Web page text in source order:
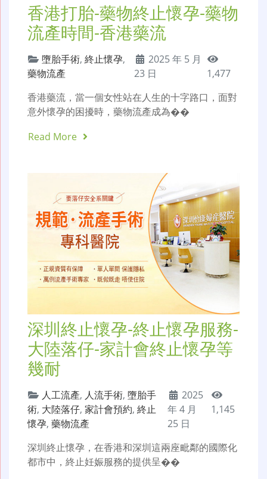
香港打胎-藥物終止懷孕-藥物
流產時間-香港藥流
墮胎手術, 終止懷孕,
藥物流產
2025 年 5 月
23 日
1,477
香港藥流，當一個女性站在人生的十字路口，面對
意外懷孕的困擾時，藥物流產成為��
Read More
深圳終止懷孕-終止懷孕服務-
大陸落仔-家計會終止懷孕等
幾耐
人工流產, 人流手術, 墮胎手
術, 大陸落仔, 家計會預約, 終止
懷孕, 藥物流產
2025
年 4 月
25 日
1,145
深圳終止懷孕，在香港和深圳這兩座毗鄰的國際化
都市中，終止妊娠服務的提供呈��